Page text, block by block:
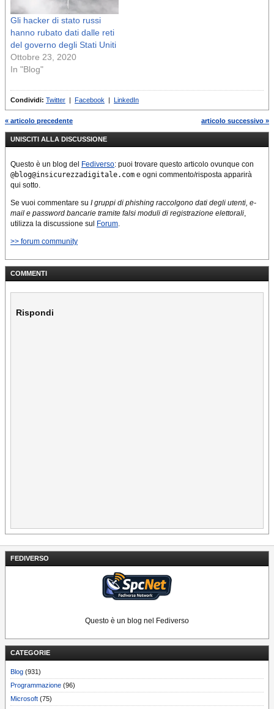
FEDIVERSO
Questo è un blog nel Fediverso
CATEGORIE
Blog (931)
Programmazione (96)
Microsoft (75)
Gli hacker di stato russi
hanno rubato dati dalle reti
del governo degli Stati Uniti
Ottobre 23, 2020
In "Blog"
Condividi: Twitter | Facebook | LinkedIn
« articolo precedente articolo successivo »
UNISCITI ALLA DISCUSSIONE
Questo è un blog del Fediverso: puoi trovare questo articolo ovunque con
@blog@insicurezzadigitale.com e ogni commento/risposta apparirà
qui sotto.
Se vuoi commentare su I gruppi di phishing raccolgono dati degli utenti, e-
mail e password bancarie tramite falsi moduli di registrazione elettorali,
utilizza la discussione sul
Forum.
>> forum community
COMMENTI
Rispondi